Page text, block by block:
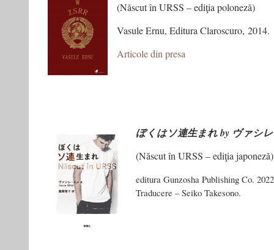
(Născut în URSS – ediţia poloneză)
Vasule Ernu, Editura Claroscuro, 2014.
Articole din presa
ぼくはソ連生まれ by ヴァシ
(Născut în URSS – ediţia japoneză)
editura Gunzosha Publishing Co. 2022
Traducere – Seiko Takesono.